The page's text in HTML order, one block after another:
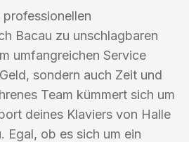
Bacau zu unschlagbaren
umfangreichen Service
sondern auch Zeit und
Team kümmert sich um
deines Klaviers von Halle
Egal, ob es sich um ein